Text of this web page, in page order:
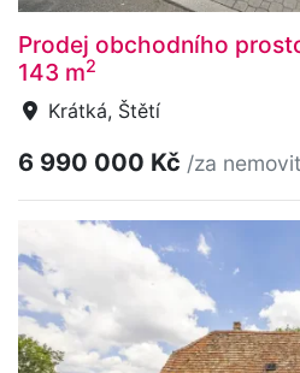
Prodej obchodního
143 m2
Krátká, Štětí
6 990 000 Kč /za